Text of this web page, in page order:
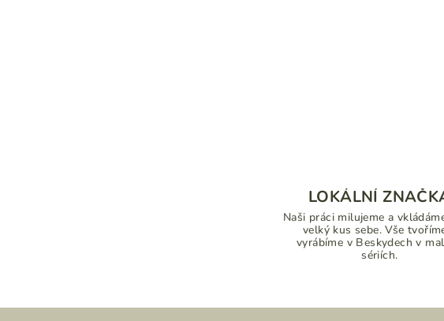
LOKÁLNÍ
Naši práci milujeme a
velký kus sebe. Vše
vyrábíme v Beskydech v
sériích.